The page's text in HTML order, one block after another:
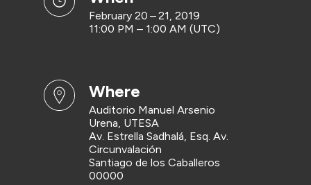
February 20 – 21, 2019
11:00 PM – 1:00 AM (UTC)
where
Auditorio Manuel Arsenio
Urena, UTESA
Av. Estrella Sadhalá, Esq. Av.
Circunvalación
Santiago de los Caballeros
00000